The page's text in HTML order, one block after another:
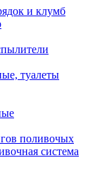
и клумб
туалеты
поливочых
система